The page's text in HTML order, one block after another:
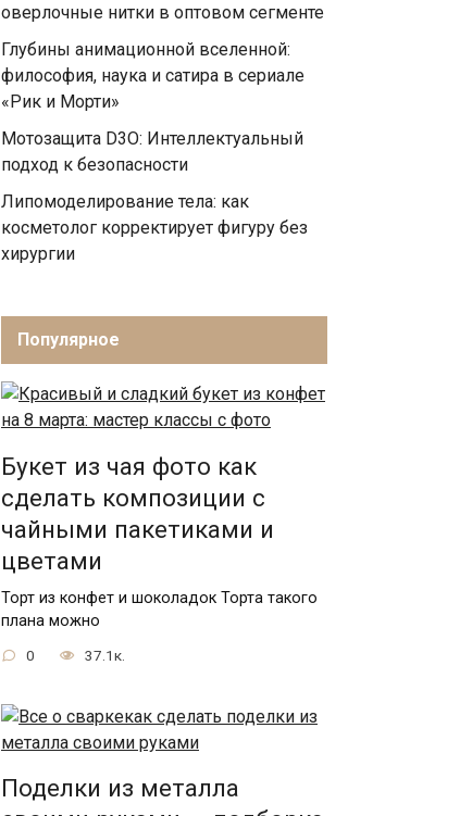
оверлочные нитки в оптовом сегменте
Глубины анимационной вселенной:
философия, наука и сатира в сериале
«Рик и Морти»
Мотозащита D3O: Интеллектуальный
подход к безопасности
Липомоделирование тела: как
косметолог корректирует фигуру без
хирургии
Популярное
Букет из чая фото как
сделать композиции с
чайными пакетиками и
цветами
Торт из конфет и шоколадок Торта такого
плана можно
0 37.1к.
Поделки из металла